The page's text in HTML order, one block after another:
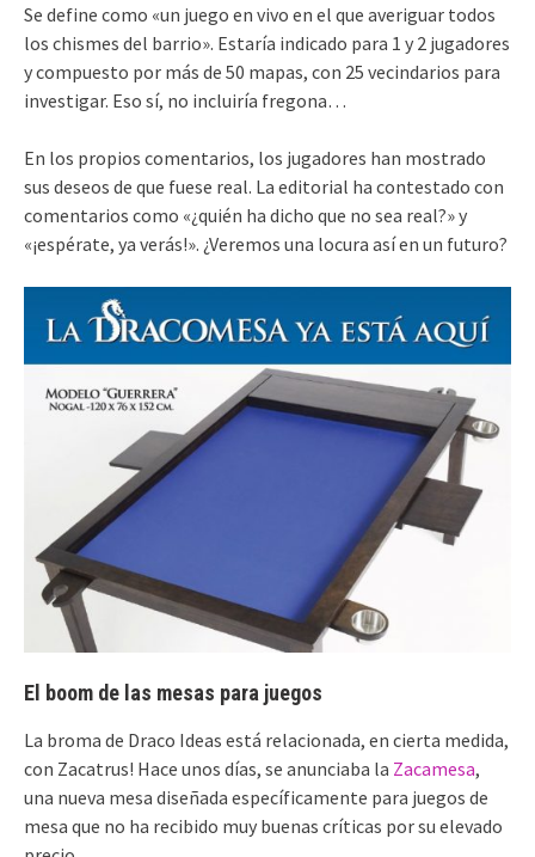
Se define como «un juego en vivo en el que averiguar todos
los chismes del barrio». Estaría indicado para 1 y 2 jugadores
y compuesto por más de 50 mapas, con 25 vecindarios para
investigar. Eso sí, no incluiría fregona…
En los propios comentarios, los jugadores han mostrado
sus deseos de que fuese real. La editorial ha contestado con
comentarios como «¿quién ha dicho que no sea real?» y
«¡espérate, ya verás!». ¿Veremos una locura así en un futuro?
El boom de las mesas para juegos
La broma de Draco Ideas está relacionada, en cierta medida,
con Zacatrus! Hace unos días, se anunciaba la Zacamesa,
una nueva mesa diseñada específicamente para juegos de
mesa que no ha recibido muy buenas críticas por su elevado